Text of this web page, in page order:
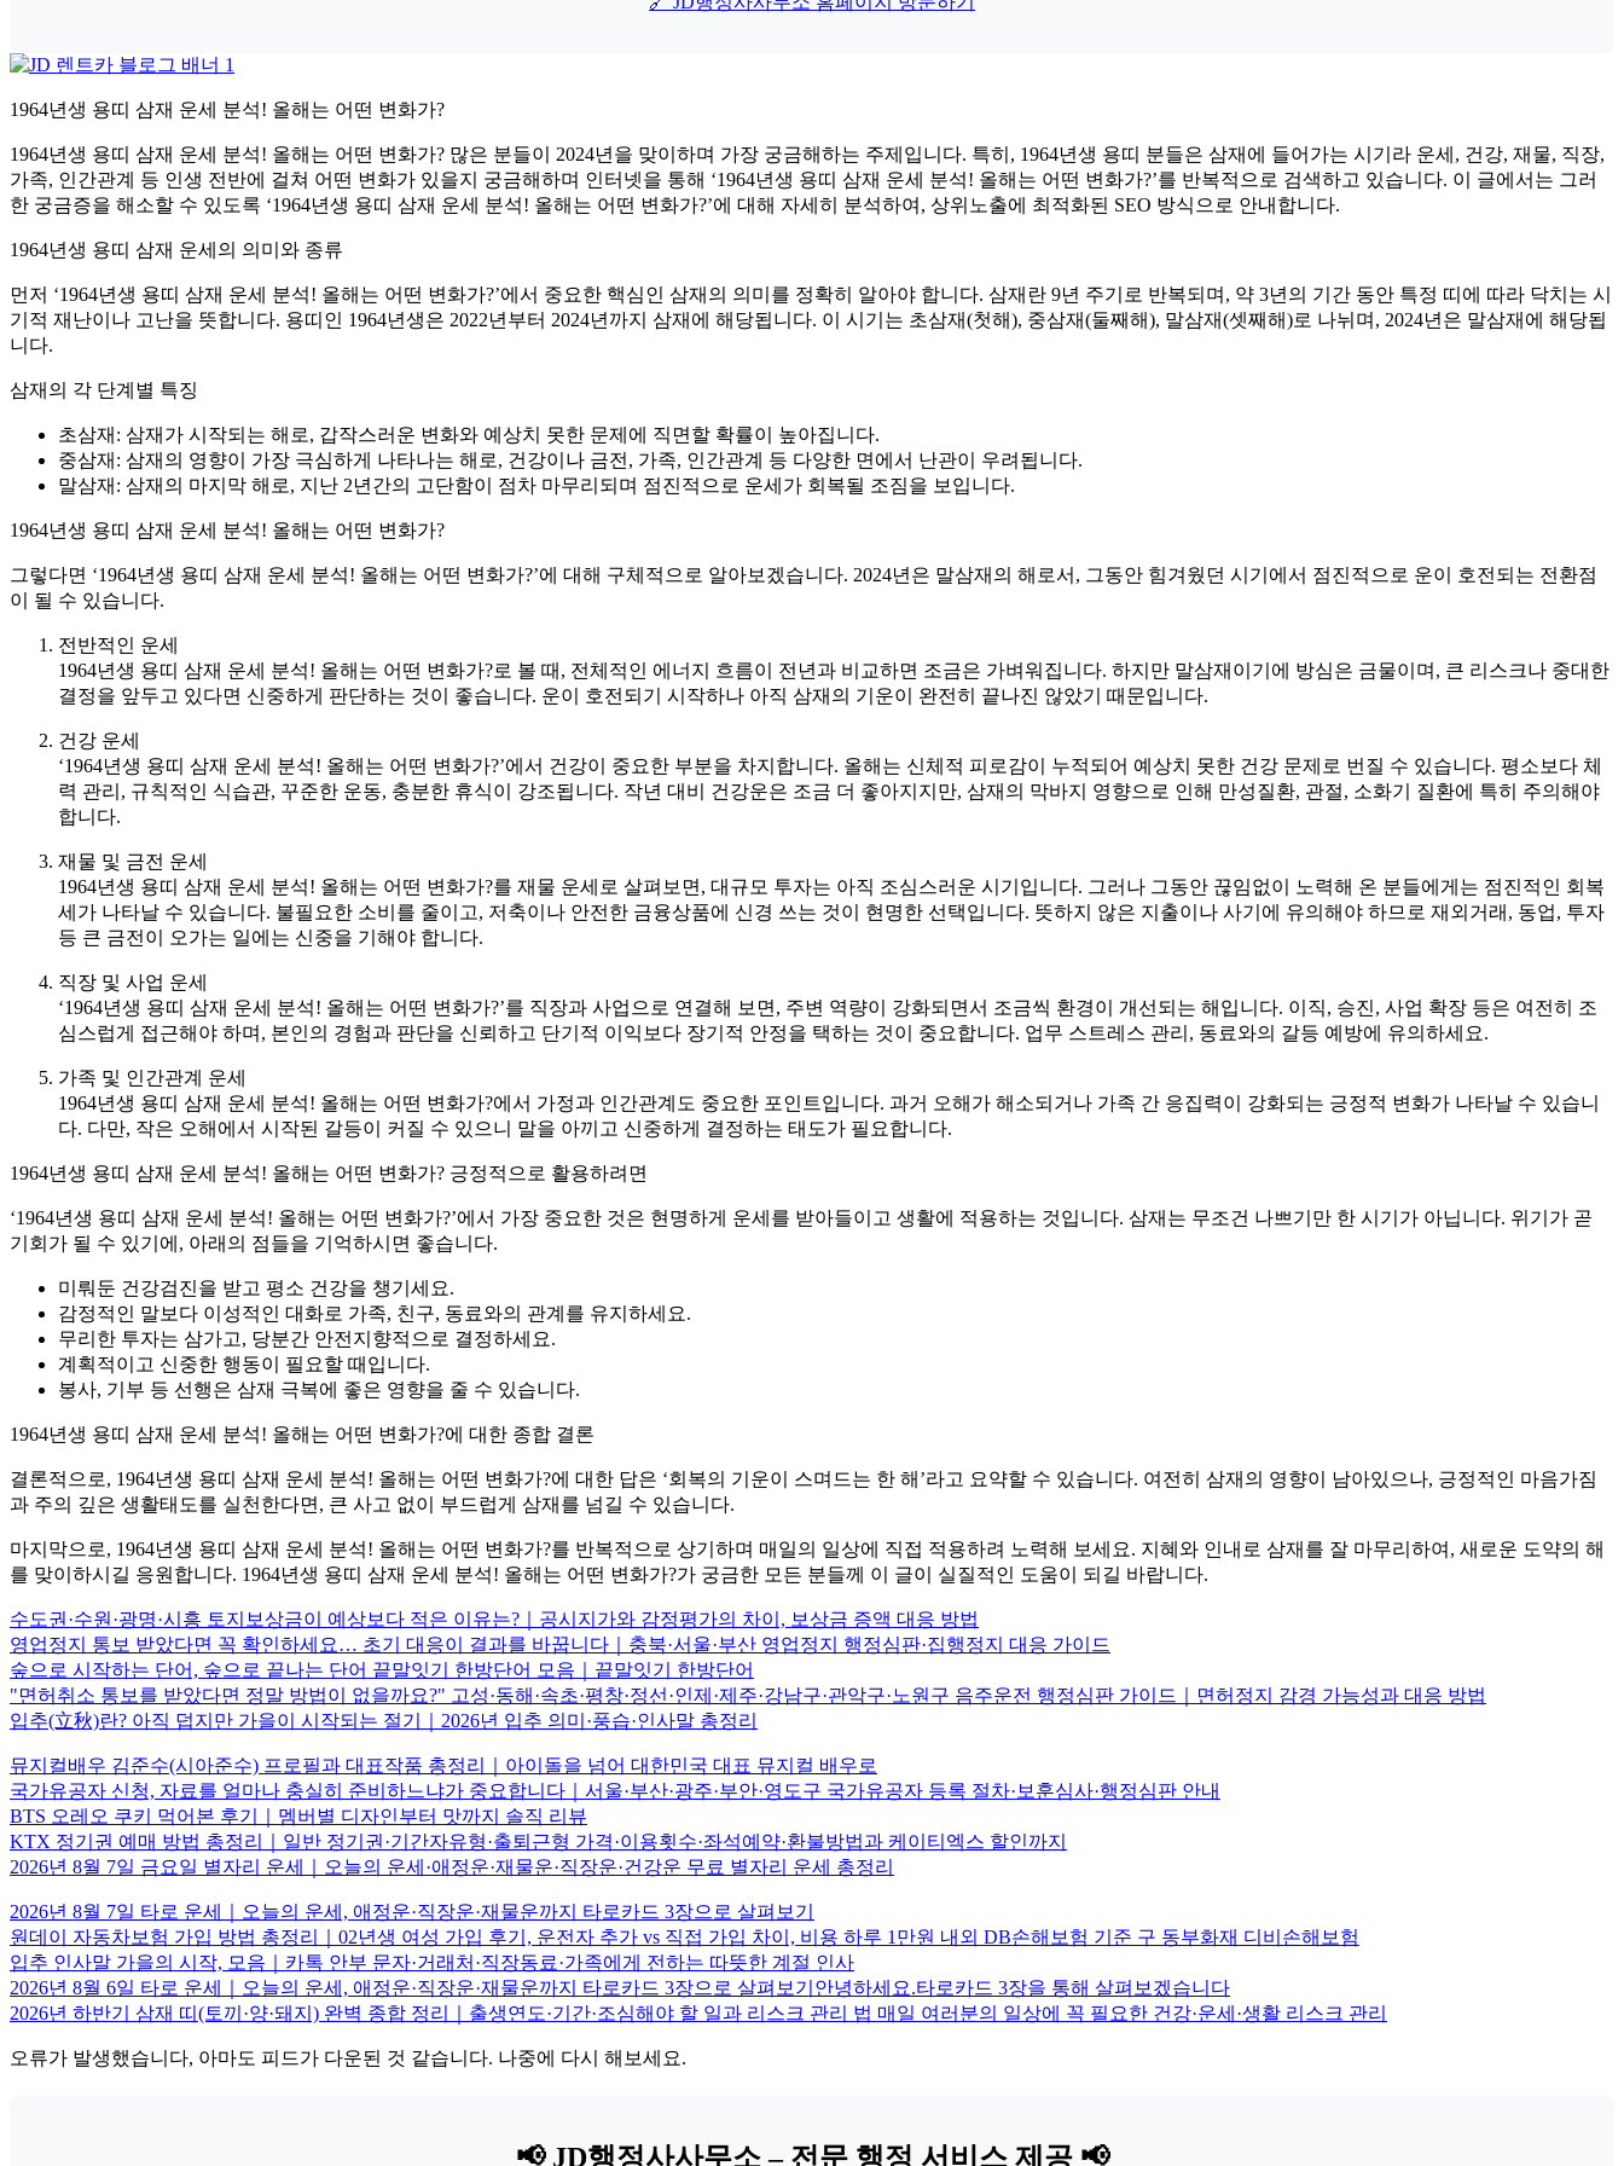
1964년생 용띠 삼재 운세 분석! 올해는 어떤 변화가?
1964년생 용띠 삼재 운세 분석! 올해는 어떤 변화가? 많은 분들이 2024년을 맞이하며 가장 궁금해하는 주제입니다. 특히, 1964년생 용띠 분들은 삼재에 들어가는 시기라 운세, 건강, 재물, 직장,
가족, 인간관계 등 인생 전반에 걸쳐 어떤 변화가 있을지 궁금해하며 인터넷을 통해 ‘1964년생 용띠 삼재 운세 분석! 올해는 어떤 변화가?’를 반복적으로 검색하고 있습니다. 이 글에서는 그러
한 궁금증을 해소할 수 있도록 ‘1964년생 용띠 삼재 운세 분석! 올해는 어떤 변화가?’에 대해 자세히 분석하여, 상위노출에 최적화된 SEO 방식으로 안내합니다.
1964년생 용띠 삼재 운세의 의미와 종류
먼저 ‘1964년생 용띠 삼재 운세 분석! 올해는 어떤 변화가?’에서 중요한 핵심인 삼재의 의미를 정확히 알아야 합니다. 삼재란 9년 주기로 반복되며, 약 3년의 기간 동안 특정 띠에 따라 닥치는 시
기적 재난이나 고난을 뜻합니다. 용띠인 1964년생은 2022년부터 2024년까지 삼재에 해당됩니다. 이 시기는 초삼재(첫해), 중삼재(둘째해), 말삼재(셋째해)로 나뉘며, 2024년은 말삼재에 해당됩
니다.
삼재의 각 단계별 특징
초삼재: 삼재가 시작되는 해로, 갑작스러운 변화와 예상치 못한 문제에 직면할 확률이 높아집니다.
중삼재: 삼재의 영향이 가장 극심하게 나타나는 해로, 건강이나 금전, 가족, 인간관계 등 다양한 면에서 난관이 우려됩니다.
말삼재: 삼재의 마지막 해로, 지난 2년간의 고단함이 점차 마무리되며 점진적으로 운세가 회복될 조짐을 보입니다.
1964년생 용띠 삼재 운세 분석! 올해는 어떤 변화가?
그렇다면 ‘1964년생 용띠 삼재 운세 분석! 올해는 어떤 변화가?’에 대해 구체적으로 알아보겠습니다. 2024년은 말삼재의 해로서, 그동안 힘겨웠던 시기에서 점진적으로 운이 호전되는 전환점
이 될 수 있습니다.
전반적인 운세
1964년생 용띠 삼재 운세 분석! 올해는 어떤 변화가?로 볼 때, 전체적인 에너지 흐름이 전년과 비교하면 조금은 가벼워집니다. 하지만 말삼재이기에 방심은 금물이며, 큰 리스크나 중대한
결정을 앞두고 있다면 신중하게 판단하는 것이 좋습니다. 운이 호전되기 시작하나 아직 삼재의 기운이 완전히 끝나진 않았기 때문입니다.
건강 운세
‘1964년생 용띠 삼재 운세 분석! 올해는 어떤 변화가?’에서 건강이 중요한 부분을 차지합니다. 올해는 신체적 피로감이 누적되어 예상치 못한 건강 문제로 번질 수 있습니다. 평소보다 체
력 관리, 규칙적인 식습관, 꾸준한 운동, 충분한 휴식이 강조됩니다. 작년 대비 건강운은 조금 더 좋아지지만, 삼재의 막바지 영향으로 인해 만성질환, 관절, 소화기 질환에 특히 주의해야
합니다.
재물 및 금전 운세
1964년생 용띠 삼재 운세 분석! 올해는 어떤 변화가?를 재물 운세로 살펴보면, 대규모 투자는 아직 조심스러운 시기입니다. 그러나 그동안 끊임없이 노력해 온 분들에게는 점진적인 회복
세가 나타날 수 있습니다. 불필요한 소비를 줄이고, 저축이나 안전한 금융상품에 신경 쓰는 것이 현명한 선택입니다. 뜻하지 않은 지출이나 사기에 유의해야 하므로 재외거래, 동업, 투자
등 큰 금전이 오가는 일에는 신중을 기해야 합니다.
직장 및 사업 운세
‘1964년생 용띠 삼재 운세 분석! 올해는 어떤 변화가?’를 직장과 사업으로 연결해 보면, 주변 역량이 강화되면서 조금씩 환경이 개선되는 해입니다. 이직, 승진, 사업 확장 등은 여전히 조
심스럽게 접근해야 하며, 본인의 경험과 판단을 신뢰하고 단기적 이익보다 장기적 안정을 택하는 것이 중요합니다. 업무 스트레스 관리, 동료와의 갈등 예방에 유의하세요.
가족 및 인간관계 운세
1964년생 용띠 삼재 운세 분석! 올해는 어떤 변화가?에서 가정과 인간관계도 중요한 포인트입니다. 과거 오해가 해소되거나 가족 간 응집력이 강화되는 긍정적 변화가 나타날 수 있습니
다. 다만, 작은 오해에서 시작된 갈등이 커질 수 있으니 말을 아끼고 신중하게 결정하는 태도가 필요합니다.
1964년생 용띠 삼재 운세 분석! 올해는 어떤 변화가? 긍정적으로 활용하려면
‘1964년생 용띠 삼재 운세 분석! 올해는 어떤 변화가?’에서 가장 중요한 것은 현명하게 운세를 받아들이고 생활에 적용하는 것입니다. 삼재는 무조건 나쁘기만 한 시기가 아닙니다. 위기가 곧
기회가 될 수 있기에, 아래의 점들을 기억하시면 좋습니다.
미뤄둔 건강검진을 받고 평소 건강을 챙기세요.
감정적인 말보다 이성적인 대화로 가족, 친구, 동료와의 관계를 유지하세요.
무리한 투자는 삼가고, 당분간 안전지향적으로 결정하세요.
계획적이고 신중한 행동이 필요할 때입니다.
봉사, 기부 등 선행은 삼재 극복에 좋은 영향을 줄 수 있습니다.
1964년생 용띠 삼재 운세 분석! 올해는 어떤 변화가?에 대한 종합 결론
결론적으로, 1964년생 용띠 삼재 운세 분석! 올해는 어떤 변화가?에 대한 답은 ‘회복의 기운이 스며드는 한 해’라고 요약할 수 있습니다. 여전히 삼재의 영향이 남아있으나, 긍정적인 마음가짐
과 주의 깊은 생활태도를 실천한다면, 큰 사고 없이 부드럽게 삼재를 넘길 수 있습니다.
마지막으로, 1964년생 용띠 삼재 운세 분석! 올해는 어떤 변화가?를 반복적으로 상기하며 매일의 일상에 직접 적용하려 노력해 보세요. 지혜와 인내로 삼재를 잘 마무리하여, 새로운 도약의 해
를 맞이하시길 응원합니다. 1964년생 용띠 삼재 운세 분석! 올해는 어떤 변화가?가 궁금한 모든 분들께 이 글이 실질적인 도움이 되길 바랍니다.
수도권·수원·광명·시흥 토지보상금이 예상보다 적은 이유는?｜공시지가와 감정평가의 차이, 보상금 증액 대응 방법
영업정지 통보 받았다면 꼭 확인하세요… 초기 대응이 결과를 바꿉니다｜충북·서울·부산 영업정지 행정심판·집행정지 대응 가이드
숲으로 시작하는 단어, 숲으로 끝나는 단어 끝말잇기 한방단어 모음｜끝말잇기 한방단어
"면허취소 통보를 받았다면 정말 방법이 없을까요?" 고성·동해·속초·평창·정선·인제·제주·강남구·관악구·노원구 음주운전 행정심판 가이드｜면허정지 감경 가능성과 대응 방법
입추(立秋)란? 아직 덥지만 가을이 시작되는 절기｜2026년 입추 의미·풍습·인사말 총정리
뮤지컬배우 김준수(시아준수) 프로필과 대표작품 총정리｜아이돌을 넘어 대한민국 대표 뮤지컬 배우로
국가유공자 신청, 자료를 얼마나 충실히 준비하느냐가 중요합니다｜서울·부산·광주·부안·영도구 국가유공자 등록 절차·보훈심사·행정심판 안내
BTS 오레오 쿠키 먹어본 후기｜멤버별 디자인부터 맛까지 솔직 리뷰
KTX 정기권 예매 방법 총정리｜일반 정기권·기간자유형·출퇴근형 가격·이용횟수·좌석예약·환불방법과 케이티엑스 할인까지
2026년 8월 7일 금요일 별자리 운세｜오늘의 운세·애정운·재물운·직장운·건강운 무료 별자리 운세 총정리
2026년 8월 7일 타로 운세｜오늘의 운세, 애정운·직장운·재물운까지 타로카드 3장으로 살펴보기
원데이 자동차보험 가입 방법 총정리｜02년생 여성 가입 후기, 운전자 추가 vs 직접 가입 차이, 비용 하루 1만원 내외 DB손해보험 기준 구 동부화재 디비손해보험
입추 인사말 가을의 시작, 모음｜카톡 안부 문자·거래처·직장동료·가족에게 전하는 따뜻한 계절 인사
2026년 8월 6일 타로 운세｜오늘의 운세, 애정운·직장운·재물운까지 타로카드 3장으로 살펴보기안녕하세요.타로카드 3장을 통해 살펴보겠습니다
2026년 하반기 삼재 띠(토끼·양·돼지) 완벽 종합 정리｜출생연도·기간·조심해야 할 일과 리스크 관리 법 매일 여러분의 일상에 꼭 필요한 건강·운세·생활 리스크 관리
오류가 발생했습니다, 아마도 피드가 다운된 것 같습니다. 나중에 다시 해보세요.
📢 JD행정사사무소 – 전문 행정 서비스 제공 📢